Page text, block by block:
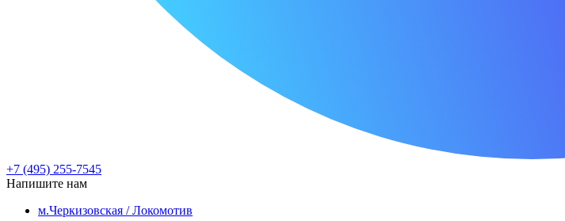
+7 (495) 255-7545
Напишите нам
м.Черкизовская / Локомотив